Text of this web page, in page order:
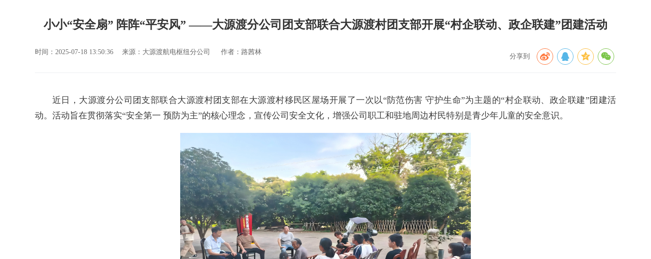
小小“安全扇” 阵阵“平安风” ——大源渡分公司团支部联合大源渡村团支部开展“村企联动、政企联建”团建活动
时间： 2025-07-18 13:50:36 来源： 大源渡航电枢纽分公司 作者： 路茜林
分享到
近日，大源渡分公司团支部联合大源渡村团支部在大源渡村移民区屋场开展了一次以“防范伤害 守护生命”为主题的“村企联动、政企联建”团建活
动。活动旨在贯彻落实“安全第一 预防为主”的核心理念，宣传公司安全文化，增强公司职工和驻地周边村民特别是青少年儿童的安全意识。